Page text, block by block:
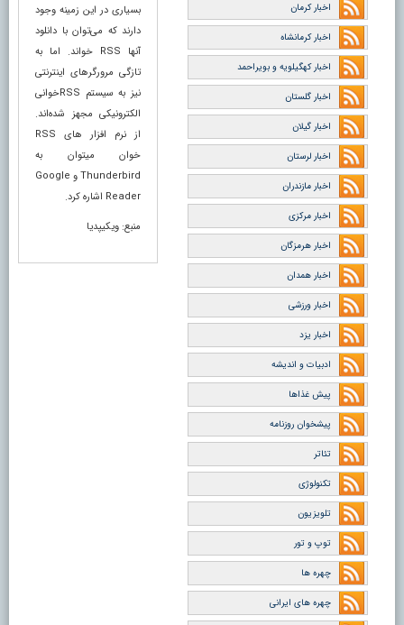
اخبار کرمان
اخبار کرمانشاه
اخبار کهگیلویه و بویراحمد
اخبار گلستان
اخبار گیلان
اخبار لرستان
اخبار مازندران
اخبار مرکزی
اخبار هرمزگان
اخبار همدان
اخبار ورزشی
اخبار یزد
ادبیات و اندیشه
پیش غذاها
پیشخوان روزنامه
تئاتر
تکنولوژی
تلویزیون
توپ و تور
چهره ها
چهره های ایرانی
بسیاری در این زمینه وجود
دارند که می‌توان با دانلود
آنها RSS خواند. اما به
تازگی مرورگرهای اینترنتی
نیز به سیستم RSSخوانی
الکترونیکی مجهز شده‌اند.
از نرم افزار های RSS
خوان میتوان به
Thunderbird و Google
Reader اشاره کرد.
منبع: ویکیپدیا